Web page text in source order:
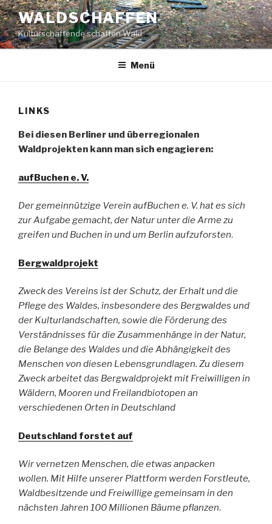
Zum
Inhalt
springen
WALDSCHAFFEN
Kulturschaffende schaffen Wald
Menü
LINKS
Bei diesen Berliner und überregionalen
Waldprojekten kann man sich engagieren:
aufBuchen e. V.
Der gemeinnützige Verein aufBuchen e. V. hat es sich
zur Aufgabe gemacht, der Natur unter die Arme zu
greifen und Buchen in und um Berlin aufzuforsten.
Bergwaldprojekt
Zweck des Vereins ist der Schutz, der Erhalt und die
Pflege des Waldes, insbesondere des Bergwaldes und
der Kulturlandschaften, sowie die Förderung des
Verständnisses für die Zusammenhänge in der Natur,
die Belange des Waldes und die Abhängigkeit des
Menschen von diesen Lebensgrundlagen. Zu diesem
Zweck arbeitet das Bergwaldprojekt mit Freiwilligen in
Wäldern, Mooren und Freilandbiotopen an
verschiedenen Orten in Deutschland
Deutschland forstet auf
Wir vernetzen Menschen, die etwas anpacken
wollen. Mit Hilfe unserer Plattform werden Forstleute,
Waldbesitzende und Freiwillige gemeinsam in den
nächsten Jahren 100 Millionen Bäume pflanzen.